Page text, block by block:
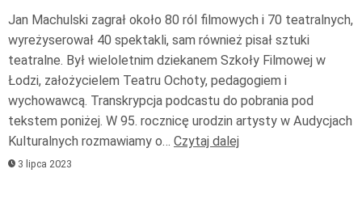
Jan Machulski zagrał około 80 ról filmowych i 70 teatralnych,
wyreżyserował 40 spektakli, sam również pisał sztuki
teatralne. Był wieloletnim dziekanem Szkoły Filmowej w
Łodzi, założycielem Teatru Ochoty, pedagogiem i
wychowawcą. Transkrypcja podcastu do pobrania pod
tekstem poniżej. W 95. rocznicę urodzin artysty w Audycjach
Kulturalnych rozmawiamy o… Czytaj dalej
3 lipca 2023